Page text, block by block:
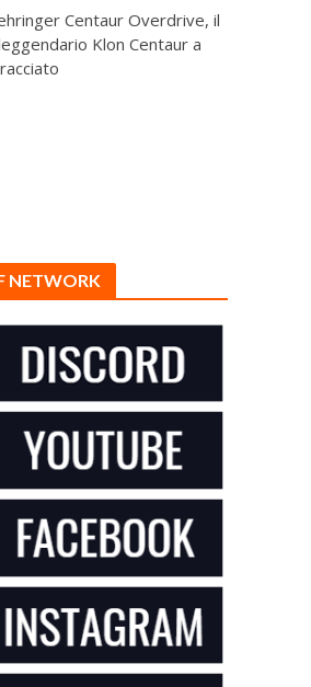
Centaur Overdrive, il
Klon Centaur a
NETWORK